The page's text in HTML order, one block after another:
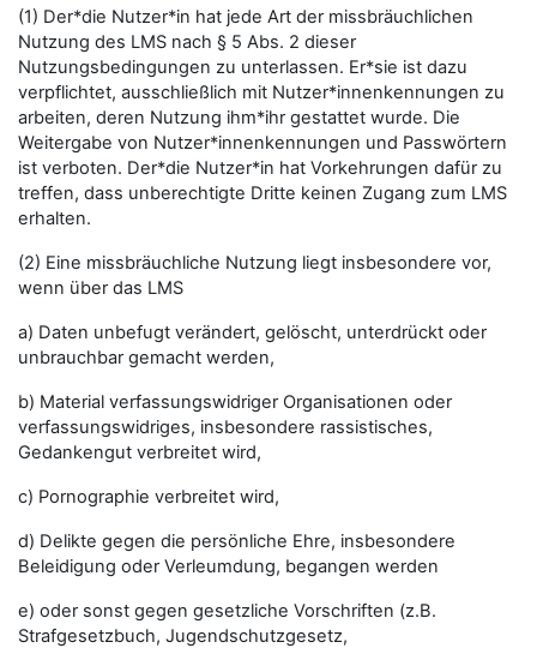
(1) Der*die Nutzer*in hat jede Art der missbräuchlichen
Nutzung des LMS nach § 5 Abs. 2 dieser
Nutzungsbedingungen zu unterlassen. Er*sie ist dazu
verpflichtet, ausschließlich mit Nutzer*innenkennungen zu
arbeiten, deren Nutzung ihm*ihr gestattet wurde. Die
Weitergabe von Nutzer*innenkennungen und Passwörtern
ist verboten. Der*die Nutzer*in hat Vorkehrungen dafür zu
treffen, dass unberechtigte Dritte keinen Zugang zum LMS
erhalten.
(2) Eine missbräuchliche Nutzung liegt insbesondere vor,
wenn über das LMS
a) Daten unbefugt verändert, gelöscht, unterdrückt oder
unbrauchbar gemacht werden,
b) Material verfassungswidriger Organisationen oder
verfassungswidriges, insbesondere rassistisches,
Gedankengut verbreitet wird,
c) Pornographie verbreitet wird,
d) Delikte gegen die persönliche Ehre, insbesondere
Beleidigung oder Verleumdung, begangen werden
e) oder sonst gegen gesetzliche Vorschriften (z.B.
Strafgesetzbuch, Jugendschutzgesetz,